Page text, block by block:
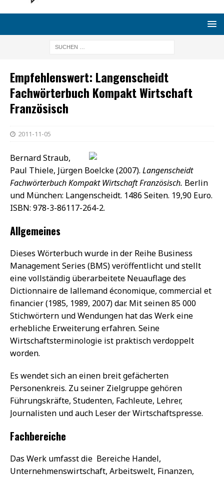
Empfehlenswert: Langenscheidt
Fachwörterbuch Kompakt Wirtschaft
Französisch
2011-11-05
Bernard Straub,
Paul Thiele, Jürgen Boelcke (2007). Langenscheidt
Fachwörterbuch Kompakt Wirtschaft Französisch. Berlin
und München: Langenscheidt. 1486 Seiten. 19,90 Euro.
ISBN: 978-3-86117-264-2.
Allgemeines
Dieses Wörterbuch wurde in der Reihe Business
Management Series (BMS) veröffentlicht und stellt
eine vollständig überarbeitete Neuauflage des
Dictionnaire de lallemand économique, commercial et
financier (1985, 1989, 2007) dar. Mit seinen 85 000
Stichwörtern und Wendungen hat das Werk eine
erhebliche Erweiterung erfahren. Seine
Wirtschaftsterminologie ist praktisch verdoppelt
worden.
Es wendet sich an einen breit gefächerten
Personenkreis. Zu seiner Zielgruppe gehören
Führungskräfte, Studenten, Fachleute, Lehrer,
Journalisten und auch Leser der Wirtschaftspresse.
Fachbereiche
Das Werk umfasst die Bereiche Handel,
Unternehmenswirtschaft, Arbeitswelt, Finanzen,